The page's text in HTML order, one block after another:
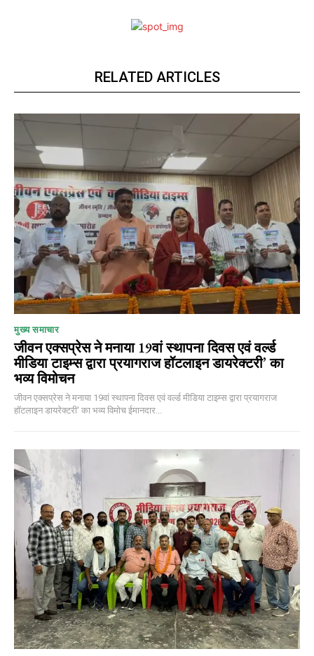
RELATED ARTICLES
मुख्य समाचार
जीवन एक्सप्रेस ने मनाया 19वां स्थापना दिवस एवं वर्ल्ड
मीडिया टाइम्स द्वारा प्रयागराज हॉटलाइन डायरेक्टरी’ का
भव्य विमोचन
जीवन एक्सप्रेस ने मनाया 19वां स्थापना दिवस एवं वर्ल्ड मीडिया टाइम्स द्वारा प्रयागराज
हॉटलाइन डायरेक्टरी' का भव्य विमोच ईमानदार...